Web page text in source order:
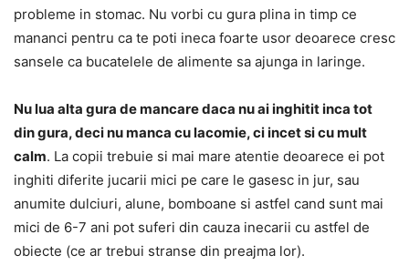
probleme in stomac. Nu vorbi cu gura plina in timp ce
mananci pentru ca te poti ineca foarte usor deoarece cresc
sansele ca bucatelele de alimente sa ajunga in laringe.
Nu lua alta gura de mancare daca nu ai inghitit inca tot
din gura, deci nu manca cu lacomie, ci incet si cu mult
calm. La copii trebuie si mai mare atentie deoarece ei pot
inghiti diferite jucarii mici pe care le gasesc in jur, sau
anumite dulciuri, alune, bomboane si astfel cand sunt mai
mici de 6-7 ani pot suferi din cauza inecarii cu astfel de
obiecte (ce ar trebui stranse din preajma lor).